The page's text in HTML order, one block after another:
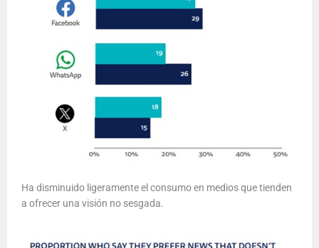
Ha disminuido ligeramente el consumo en medios que tienden
a ofrecer una visión no sesgada.